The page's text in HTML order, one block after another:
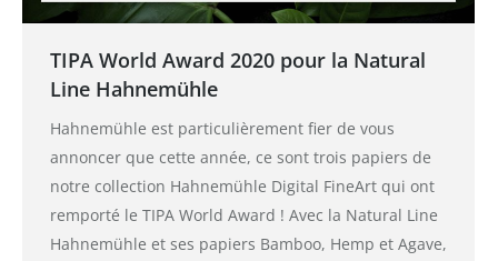
TIPA World Award 2020 pour la Natural
Line Hahnemühle
Hahnemühle est particulièrement fier de vous
annoncer que cette année, ce sont trois papiers de
notre collection Hahnemühle Digital FineArt qui ont
remporté le TIPA World Award ! Avec la Natural Line
Hahnemühle et ses papiers Bamboo, Hemp et Agave,